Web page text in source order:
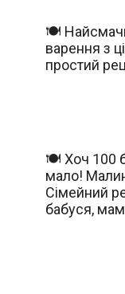
🍽️
варення з
простий
🍽️ Хоч 100
мало!
Сімейний
бабуся,